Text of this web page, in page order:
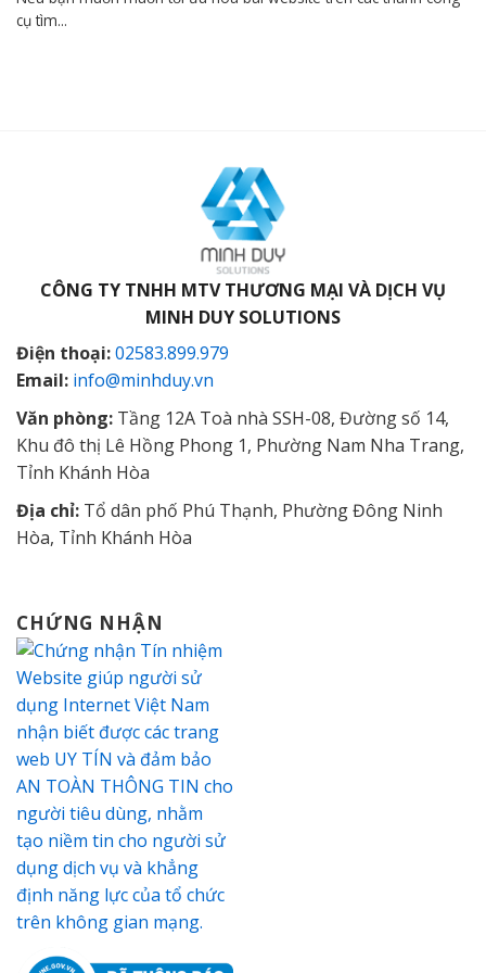
cụ tìm...
CÔNG TY TNHH MTV THƯƠNG MẠI VÀ DỊCH VỤ
MINH DUY SOLUTIONS
Điện thoại:02583.899.979
Email: info@minhduy.vn
Văn phòng: Tầng 12A Toà nhà SSH-08, Đường số 14,
Khu đô thị Lê Hồng Phong 1, Phường Nam Nha Trang,
Tỉnh Khánh Hòa
Địa chỉ: Tổ dân phố Phú Thạnh, Phường Đông Ninh
Hòa, Tỉnh Khánh Hòa
CHỨNG NHẬN